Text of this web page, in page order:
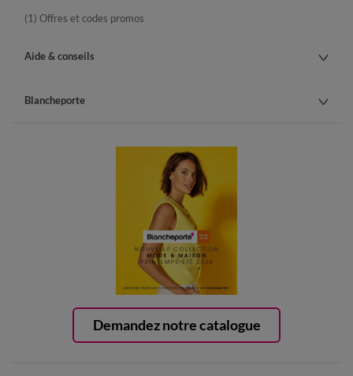
Demandez notre catalogue
(1) Offres et codes promos
Aide & conseils
Blancheporte